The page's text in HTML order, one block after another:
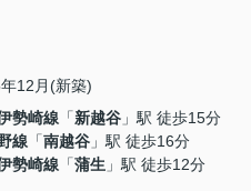
12月(新築)
勢崎線 「新越谷 」駅 徒歩15分
線 「南越谷 」駅 徒歩16分
勢崎線 「蒲生 」駅 徒歩12分